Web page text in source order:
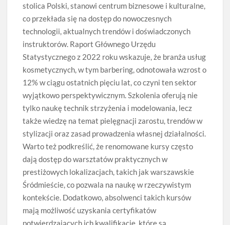
stolica Polski, stanowi centrum biznesowe i kulturalne,
co przekłada się na dostęp do nowoczesnych
technologii, aktualnych trendów i doświadczonych
instruktorów. Raport Głównego Urzędu
Statystycznego z 2022 roku wskazuje, że branża usług
kosmetycznych, w tym barbering, odnotowała wzrost o
12% w ciągu ostatnich pięciu lat, co czyni ten sektor
wyjątkowo perspektywicznym. Szkolenia oferują nie
tylko naukę technik strzyżenia i modelowania, lecz
także wiedzę na temat pielęgnacji zarostu, trendów w
stylizacji oraz zasad prowadzenia własnej działalności.
Warto też podkreślić, że renomowane kursy często
dają dostęp do warsztatów praktycznych w
prestiżowych lokalizacjach, takich jak warszawskie
Śródmieście, co pozwala na naukę w rzeczywistym
kontekście. Dodatkowo, absolwenci takich kursów
mają możliwość uzyskania certyfikatów
potwierdzających ich kwalifikacje, które są